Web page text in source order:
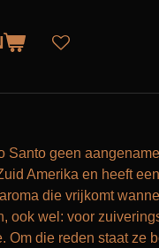
Santo geen
Amerika en heeft
aroma die vrijkomt
ook wel: voor
Om die reden staat ze